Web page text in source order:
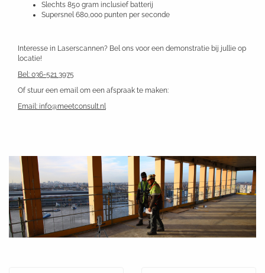
Slechts 850 gram inclusief batterij
Supersnel 680,000 punten per seconde
Interesse in Laserscannen? Bel ons voor een demonstratie bij jullie op
locatie!
Bel: 036-521 3975
Of stuur een email om een afspraak te maken:
Email: info@meetconsult.nl